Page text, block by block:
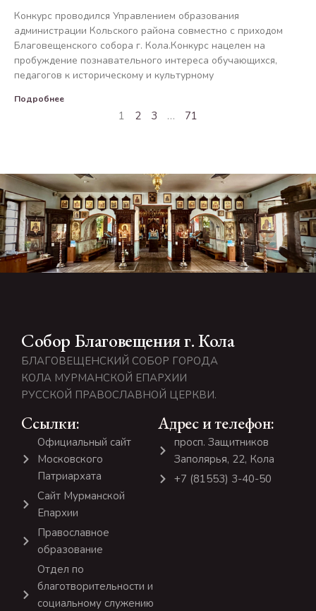
Конкурс проводился Управлением образования
администрации Кольского района совместно с приходом
Благовещенского собора г. Кола.Конкурс нацелен на
пробуждение познавательного интереса обучающихся,
педагогов к историческому и культурному
Подробнее
1 2 3 … 71
Собор Благовещения г. Кола
БЛАГОВЕЩЕНСКИЙ СОБОР ГОРОДА
КОЛА МУРМАНСКОЙ ЕПАРХИИ
РУССКОЙ ПРАВОСЛАВНОЙ ЦЕРКВИ.
Ссылки:
Официальный сайт
Московского
Патриархата
Сайт Мурманской
Епархии
Православное
образование
Отдел по
благотворительности и
социальному служению
Адрес и телефон:
просп. Защитников
Заполярья, 22, Кола
+7 (81553) 3-40-50